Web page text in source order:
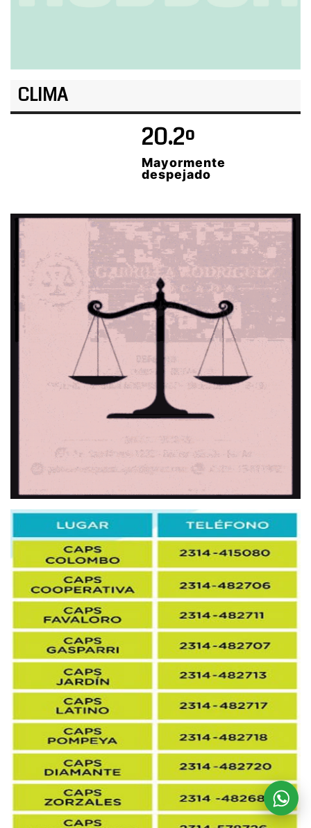
CLIMA
20.2º
Mayormente
despejado